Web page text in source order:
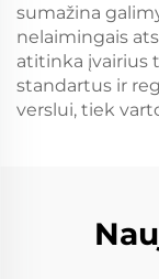
sumažina
nelaimingais
atitinka įvairius
standartus ir
verslui, tiek